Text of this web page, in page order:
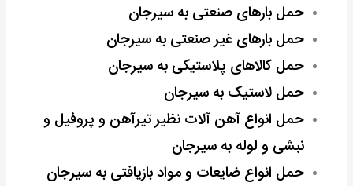
حمل بارهای صنعتی به سیرجان
حمل بارهای غیر صنعتی به سیرجان
حمل کالاهای پلاستیکی به سیرجان
حمل لاستیک به سیرجان
حمل انواع آهن آلات نظیر تیرآهن و پروفیل و
نبشی و لوله به سیرجان
حمل انواع ضایعات و مواد بازیافتی به سیرجان